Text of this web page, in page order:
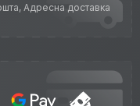
Адресна доставка